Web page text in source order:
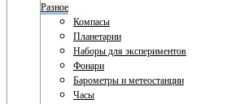
Разное
Компасы
Планетарии
Наборы для экспериментов
Фонари
Барометры и метеостанции
Часы